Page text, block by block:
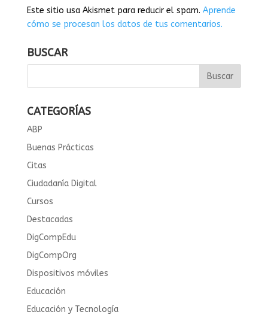
Este sitio usa Akismet para reducir el spam. Aprende
cómo se procesan los datos de tus comentarios.
BUSCAR
CATEGORÍAS
ABP
Buenas Prácticas
Citas
Ciudadanía Digital
Cursos
Destacadas
DigCompEdu
DigCompOrg
Dispositivos móviles
Educación
Educación y Tecnología